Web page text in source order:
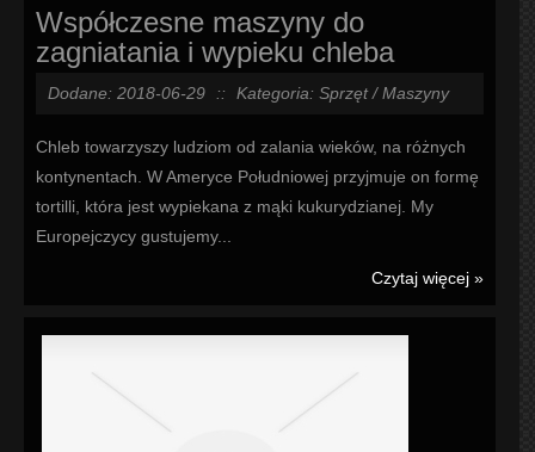
Współczesne maszyny do
zagniatania i wypieku chleba
Dodane: 2018-06-29 :: Kategoria: Sprzęt / Maszyny
Chleb towarzyszy ludziom od zalania wieków, na różnych
kontynentach. W Ameryce Południowej przyjmuje on formę
tortilli, która jest wypiekana z mąki kukurydzianej. My
Europejczycy gustujemy...
Czytaj więcej »